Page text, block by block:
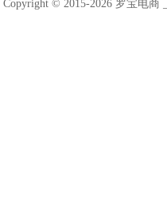
Copyright © 2015-2026 罗宝电